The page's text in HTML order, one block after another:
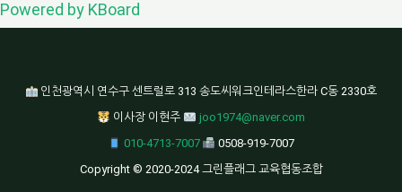
Powered by KBoard
인천광역시 연수구 센트럴로 313 송도씨워크인테라스한라 C동 2330호
이사장 이현주
joo1974@naver.com
010-4713-7007
0508-919-7007
Copyright © 2020-2024 그린플래그 교육협동조합